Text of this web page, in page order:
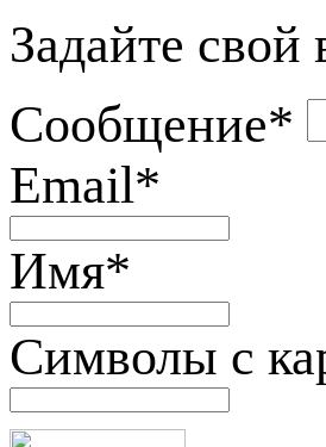
Задайте
Сообщение*
Email*
Имя*
Символы с